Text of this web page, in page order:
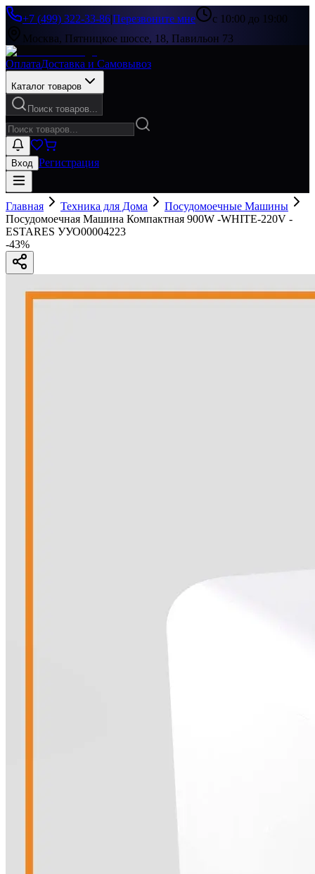
+7 (499) 322-33-86|Перезвоните мне
с 10:00 до 19:00
Москва, Пятницкое шоссе, 18, Павильон 73
ОплатаДоставка и Самовывоз
Каталог товаров
Поиск товаров...
Вход Регистрация
Главная Техника для Дома
Посудомоечные Машины
Посудомоечная Машина Компактная 900W -WHITE-220V -
ESTARES УУО00004223
-43%